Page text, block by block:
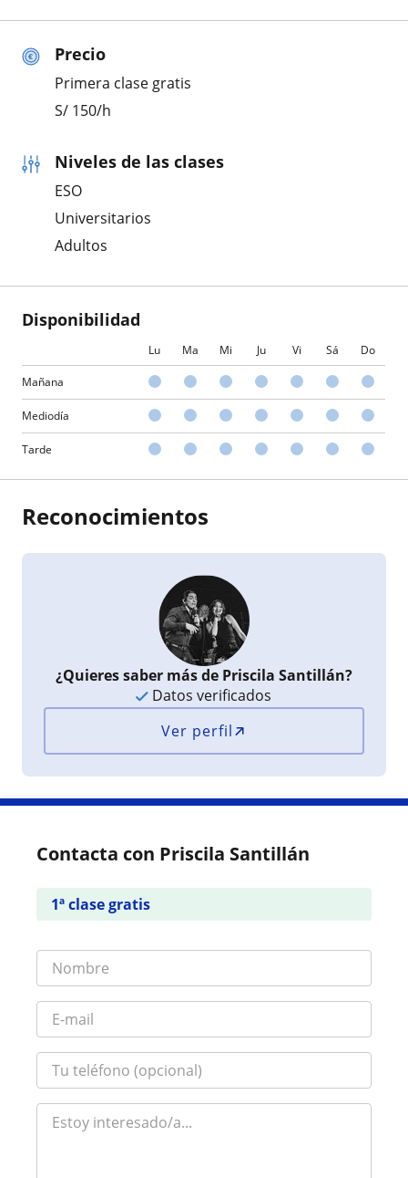
Precio
Primera clase gratis
S/ 150/h
Niveles de las clases
ESO
Universitarios
Adultos
Disponibilidad
Lu Ma Mi Ju Vi Sá Do
Mañana
Mediodía
Tarde
Reconocimientos
¿Quieres saber más de Priscila Santillán?
Datos verificados
Ver perfil
Contacta con Priscila Santillán
1ª clase gratis